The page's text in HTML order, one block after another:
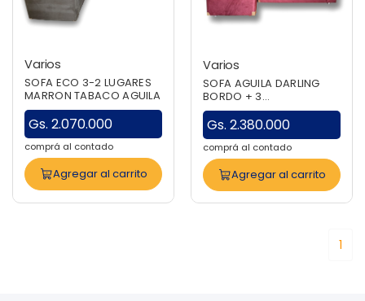
Varios
SOFA ECO 3-2 LUGARES
MARRON TABACO AGUILA
Gs. 2.070.000
comprá al contado
Agregar al carrito
Varios
SOFA AGUILA DARLING
BORDO + 3
ALMOHADITAS
Gs. 2.380.000
comprá al contado
Agregar al carrito
1